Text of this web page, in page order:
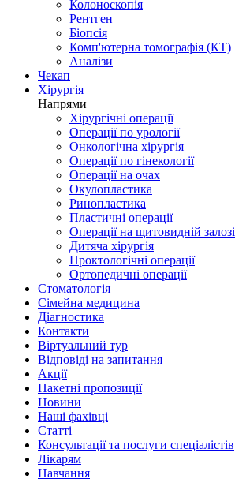
Колоноскопія
Рентген
Біопсія
Комп'ютерна томографія (КТ)
Аналізи
Чекап
Хірургія
Напрями
Хірургічні операції
Операції по урології
Онкологічна хірургія
Операції по гінекології
Операції на очах
Окулопластика
Ринопластика
Пластичні операції
Операції на щитовидній залозі
Дитяча хірургія
Проктологічні операції
Ортопедичні операції
Стоматологія
Сімейна медицина
Діагностика
Контакти
Віртуальний тур
Відповіді на запитання
Акції
Пакетні пропозиції
Новини
Наші фахівці
Статті
Консультації та послуги спеціалістів
Лікарям
Навчання